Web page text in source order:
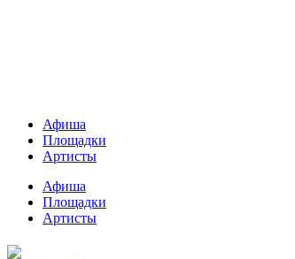
Афиша
Площадки
Артисты
Афиша
Площадки
Артисты